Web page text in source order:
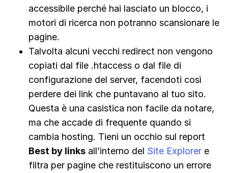
accessibile perché hai lasciato un blocco, i
motori di ricerca non potranno scansionare le
pagine.
Talvolta alcuni vecchi redirect non vengono
copiati dal file .htaccess o dal file di
configurazione del server, facendoti così
perdere dei link che puntavano al tuo sito.
Questa è una casistica non facile da notare,
ma che accade di frequente quando si
cambia hosting. Tieni un occhio sul report
Best by links all’interno del Site Explorer e
filtra per pagine che restituiscono un errore